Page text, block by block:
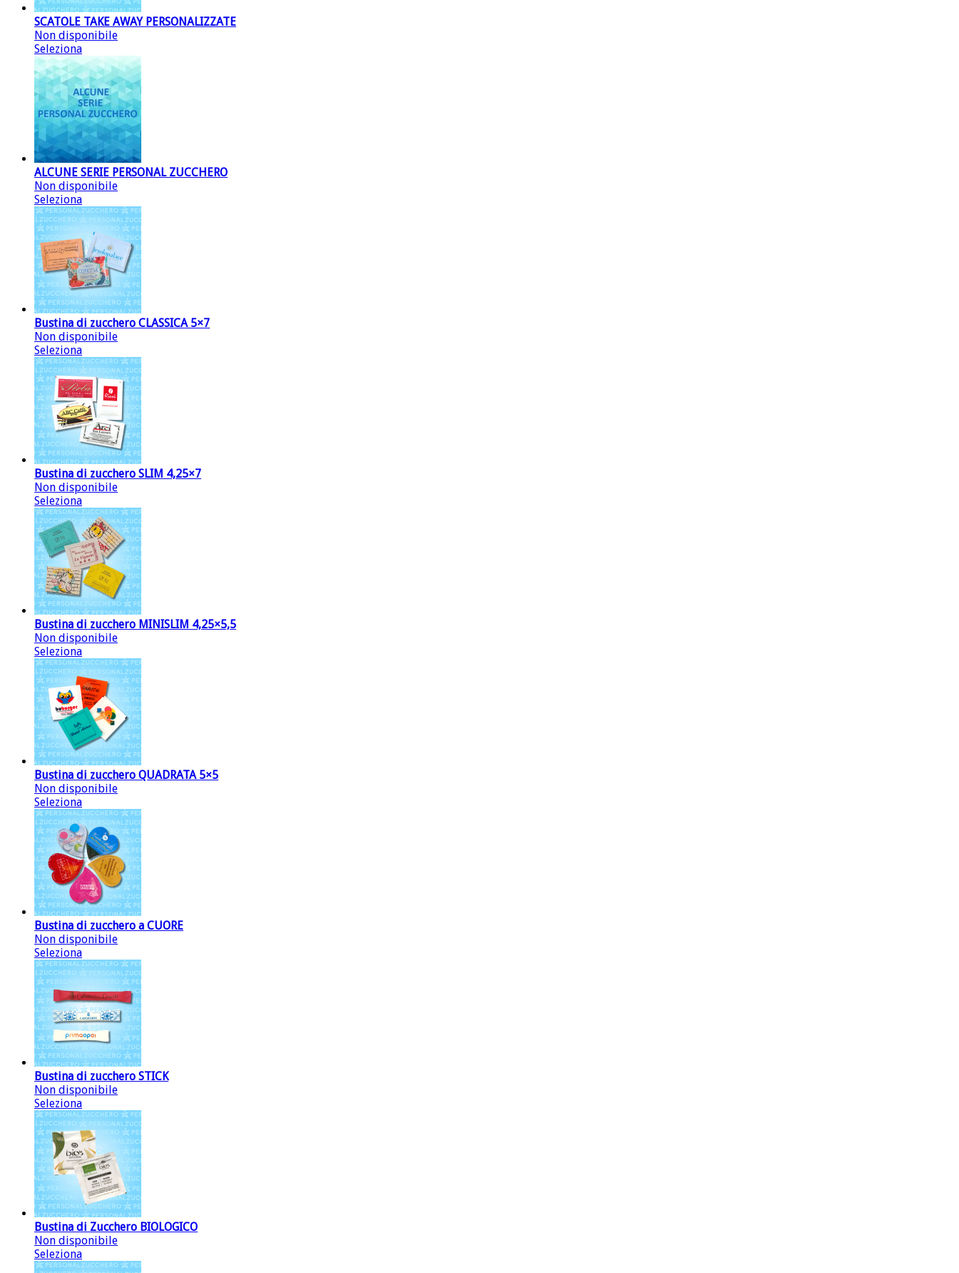
SCATOLE TAKE AWAY PERSONALIZZATE
Non disponibile
Seleziona
ALCUNE SERIE PERSONAL ZUCCHERO
Non disponibile
Seleziona
Bustina di zucchero CLASSICA 5×7
Non disponibile
Seleziona
Bustina di zucchero SLIM 4,25×7
Non disponibile
Seleziona
Bustina di zucchero MINISLIM 4,25×5,5
Non disponibile
Seleziona
Bustina di zucchero QUADRATA 5×5
Non disponibile
Seleziona
Bustina di zucchero a CUORE
Non disponibile
Seleziona
Bustina di zucchero STICK
Non disponibile
Seleziona
Bustina di Zucchero BIOLOGICO
Non disponibile
Seleziona